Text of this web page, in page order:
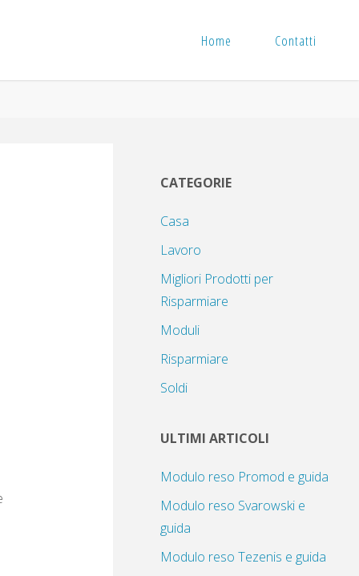
Home Contatti
CATEGORIE
Casa
Lavoro
Migliori Prodotti per
Risparmiare
Moduli
Risparmiare
Soldi
ULTIMI ARTICOLI
Modulo reso Promod e guida
Modulo reso Svarowski e
guida
Modulo reso Tezenis e guida